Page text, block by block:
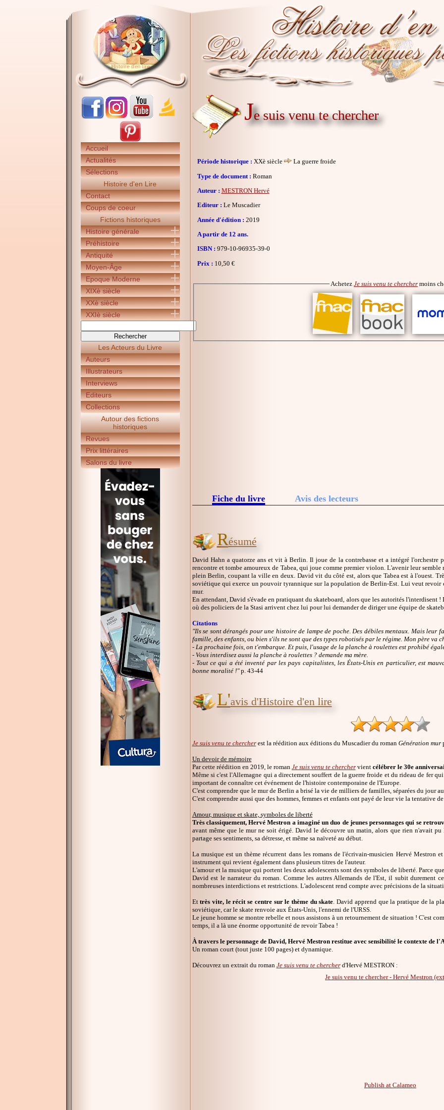
Accueil
Actualités
Sélections
Histoire d'en Lire
Contact
Coups de coeur
Fictions historiques
Histoire générale
Préhistoire
Antiquité
Moyen-Âge
Epoque Moderne
XIXè siècle
XXè siècle
XXIè siècle
Les Acteurs du Livre
Auteurs
Illustrateurs
Interviews
Editeurs
Collections
Autour des fictions
historiques
Revues
Prix littéraires
Salons du livre
Je suis venu te chercher
Période historique : XXè siècle
La guerre froide
Type de document : Roman
Auteur : MESTRON Hervé
Editeur : Le Muscadier
Année d'édition : 2019
A partir de 12 ans.
ISBN : 979-10-96935-39-0
Prix : 10,50 €
Achetez Je suis venu te chercher moins
Fiche du livre Avis des lecteurs
Résumé
David Hahn a quatorze ans et vit à Berlin. Il joue de la contrebasse et a intégré l'orchestre
rencontre et tombe amoureux de Tabea, qui joue comme premier violon. L'avenir leur
plein Berlin, coupant la ville en deux. David vit du côté est, alors que Tabea est à l'ouest.
soviétique qui exerce un pouvoir tyrannique sur la population de Berlin-Est. Lui veut
mur.
En attendant, David s'évade en pratiquant du skateboard, alors que les autorités l'interdisent
où des policiers de la Stasi arrivent chez lui pour lui demander de diriger une équipe de
Citations
"Ils se sont dérangés pour une histoire de lampe de poche. Des débiles mentaux. Mais leur
famille, des enfants, ou bien s'ils ne sont que des types robotisés par le régime. Mon père va
- La prochaine fois, on t'embarque. Et puis, l'usage de la planche à roulettes est prohibé
- Vous interdisez aussi la planche à roulettes ? demande ma mère.
- Tout ce qui a été inventé par les pays capitalistes, les États-Unis en particulier, est
bonne moralité !"p. 43-44
L'avis d'Histoire d'en lire
Je suis venu te chercherest la réédition aux éditions du Muscadier du roman Génération mur
Un devoir de mémoire
Par cette réédition en 2019, le roman Je suis venu te cherchervient célébrer le 30e
Même si c'est l'Allemagne qui a directement souffert de la guerre froide et du rideau de fer
important de connaître cet événement de l'histoire contemporaine de l'Europe.
C'est comprendre que le mur de Berlin a brisé la vie de milliers de familles, séparées du jour
C'est comprendre aussi que des hommes, femmes et enfants ont payé de leur vie la tentative
Amour, musique et skate, symboles de liberté
Très classiquement, Hervé Mestron a imaginé un duo de jeunes personnages qui se
avant même que le mur ne soit érigé. David le découvre un matin, alors que rien n'avait
partage ses sentiments, sa détresse, et même sa naïveté au début.
La musique est un thème récurrent dans les romans de l'écrivain-musicien Hervé Mestron
instrument qui revient également dans plusieurs titres de l'auteur.
L'amour et la musique qui portent les deux adolescents sont des symboles de liberté. Parce
David est le narrateur du roman. Comme les autres Allemands de l'Est, il subit durement
nombreuses interdictions et restrictions. L'adolescent rend compte avec précisions de la
Ettrès vite, le récit se centre sur le thème du skate . David apprend que la pratique de la
soviétique, car le skate renvoie aux États-Unis, l'ennemi de l'URSS.
Le jeune homme se montre rebelle et nous assistons à un retournement de situation ! C'est
temps, il a là une énorme opportunité de revoir Tabea !
À travers le personnage de David, Hervé Mestron restitue avec sensibilité le contexte de
Un roman court (tout juste 100 pages) et dynamique.
Découvrez un extrait du roman Je suis venu te chercherd'Hervé MESTRON :
Je suis venu te chercher - Hervé Mestron
Publish at Calameo